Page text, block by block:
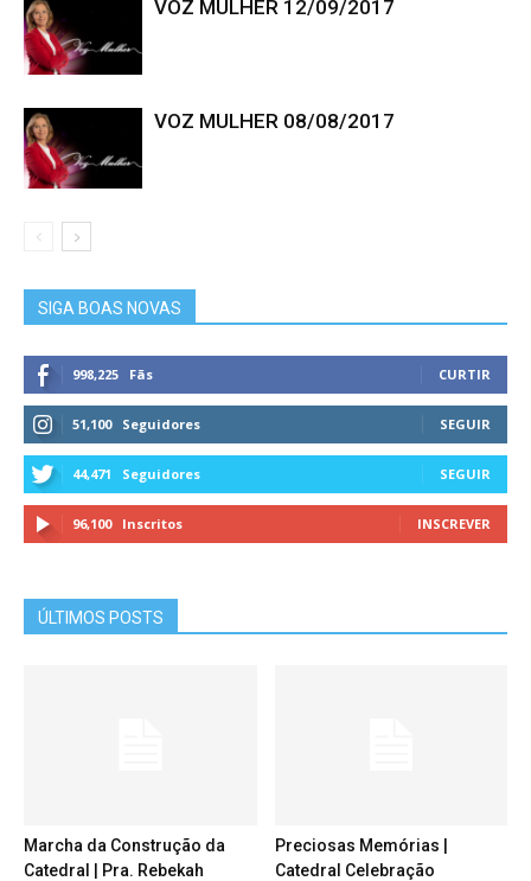
VOZ MULHER 12/09/2017
VOZ MULHER 08/08/2017
SIGA BOAS NOVAS
998,225 Fãs CURTIR
51,100 Seguidores SEGUIR
44,471 Seguidores SEGUIR
96,100 Inscritos INSCREVER
ÚLTIMOS POSTS
Marcha da Construção da
Catedral | Pra. Rebekah
Preciosas Memórias |
Catedral Celebração